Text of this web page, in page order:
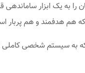
به یک ابزار ساماندهی
هم هدفمند و هم پربار
که به سیستم شخصی